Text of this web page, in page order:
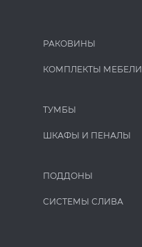
РАКОВИНЫ
КОМПЛЕКТЫ МЕБЕЛИ
ТУМБЫ
ШКАФЫ И ПЕНАЛЫ
ПОДДОНЫ
СИСТЕМЫ СЛИВА